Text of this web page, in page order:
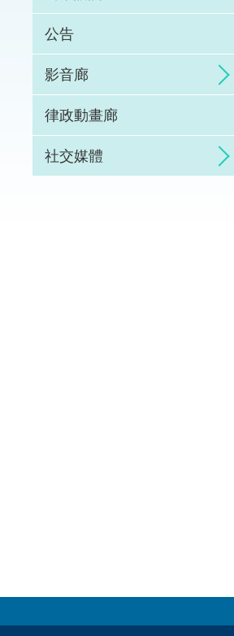
公告
影音廊
律政動畫廊
社交媒體